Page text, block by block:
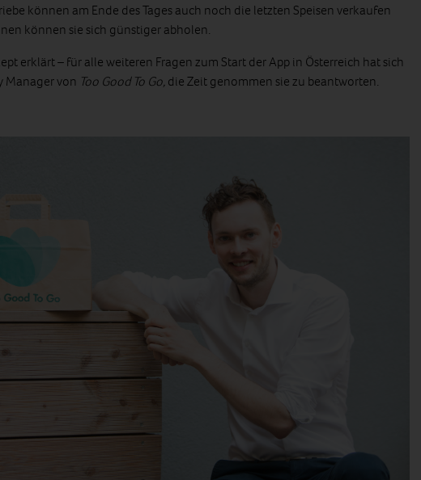
können am Ende des Tages auch noch die letzten Speisen verkaufen
können sie sich günstiger abholen.
erklärt – für alle weiteren Fragen zum Start der App in Österreich hat sich
Manager von Too Good To Go,die Zeit genommen sie zu beantworten.